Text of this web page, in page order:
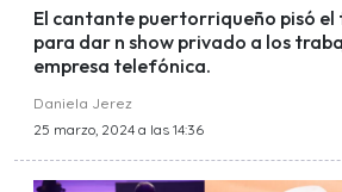
El cantante puertorriqueño pisó
para dar n show privado a los
empresa telefónica.
Daniela Jerez
25 marzo, 2024 a las 14:36